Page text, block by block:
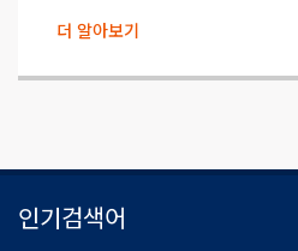
더 알아보기
인기검색어